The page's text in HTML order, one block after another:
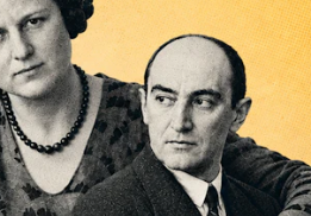
der Gewerkschaften und
Amtes enthoben. Nun wartet
ihn im Amt zu halten, auf